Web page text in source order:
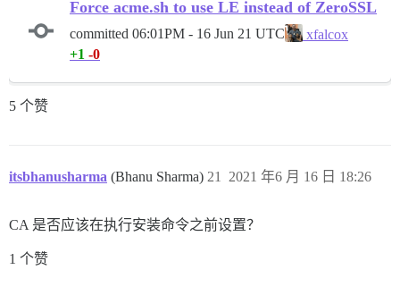
Force acme.sh to use LE instead of ZeroSSL
committed 06:01PM - 16 Jun 21 UTC
xfalcox
+1 -0
5 个赞
itsbhanusharma (Bhanu Sharma) 2021 年6 月 16 日 18:26
21
CA 是否应该在执行安装命令之前设置？
1 个赞